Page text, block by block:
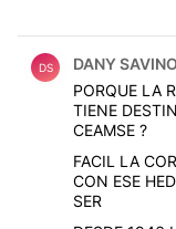
DS DANY SAVINO
PORQUE LA
TIENE
CEAMSE ?
FACIL LA
CON ESE
SER